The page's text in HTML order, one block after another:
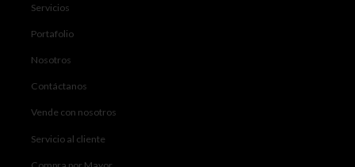
Servicios
Portafolio
Nosotros
Contáctanos
Vende con nosotros
Servicio al cliente